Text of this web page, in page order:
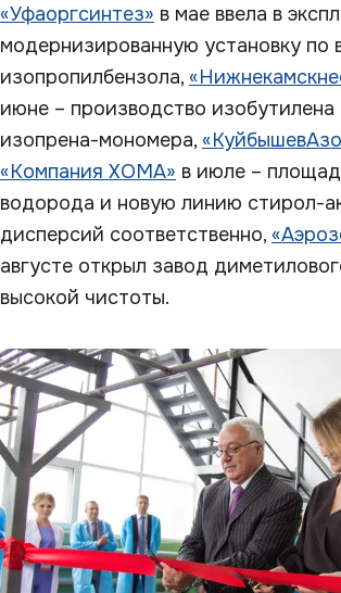
«Уфаоргсинтез» в мае ввела в
модернизированную установку по
изопропилбензола,
июне – производство изобутилена
изопрена-мономера,
«Компания ХОМА» в июле –
водорода и новую линию стирол-
дисперсий соответственно,
августе открыл завод
высокой чистоты.